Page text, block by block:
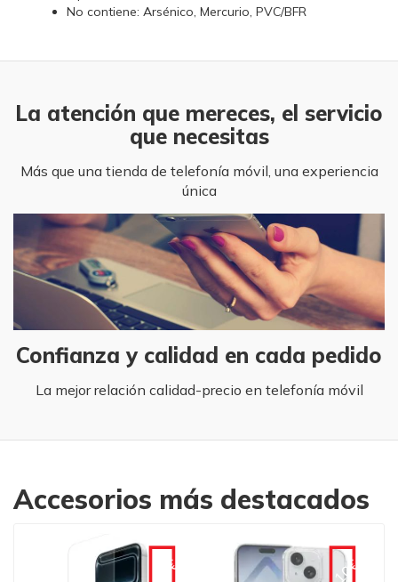
No contiene: Arsénico, Mercurio, PVC/BFR
La atención que mereces, el servicio
que necesitas
Más que una tienda de telefonía móvil, una experiencia
única
Confianza y calidad en cada pedido
La mejor relación calidad-precio en telefonía móvil
Accesorios más destacados
-10€ -10€